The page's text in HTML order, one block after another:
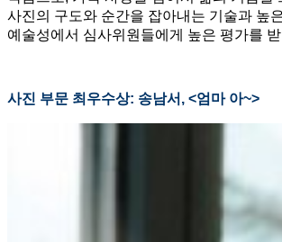
사진의 구도와 순간을 잡아내는 기술과 높
예술성에서 심사위원들에게 높은 평가를
사진 부문 최우수상: 송남서, <엄마 아~>